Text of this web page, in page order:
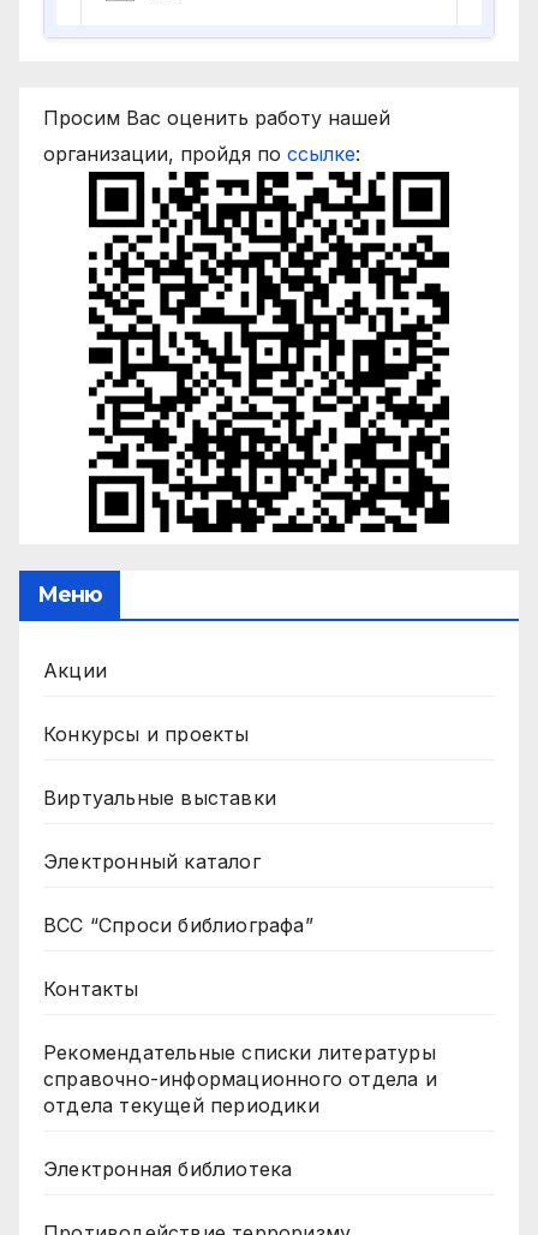
Просим Вас оценить работу нашей
организации, пройдя по ссылке:
Меню
Акции
Конкурсы и проекты
Виртуальные выставки
Электронный каталог
ВСС “Спроси библиографа”
Контакты
Рекомендательные списки литературы
справочно-информационного отдела и
отдела текущей периодики
Электронная библиотека